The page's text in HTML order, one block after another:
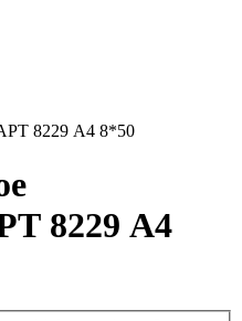
8229 А4 8*50
8229 А4